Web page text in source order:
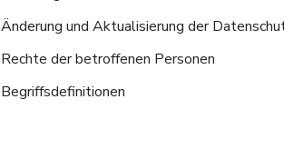
Änderung und Aktualisierung der
Rechte der betroffenen Personen
Begriffsdefinitionen